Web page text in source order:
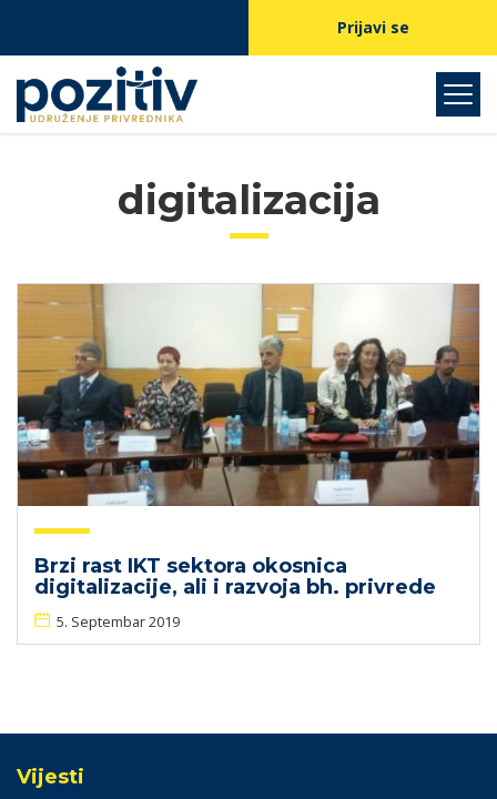
Prijavi se
digitalizacija
Brzi rast IKT sektora okosnica
digitalizacije, ali i razvoja bh. privrede
5. Septembar 2019
Vijesti